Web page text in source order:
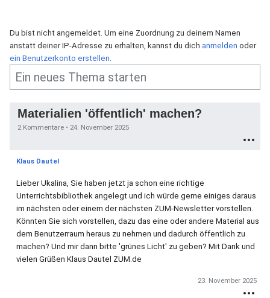
Du bist nicht angemeldet. Um eine Zuordnung zu deinem Namen
anstatt deiner IP-Adresse zu erhalten, kannst du dich anmelden oder
ein Benutzerkonto erstellen.
Materialien 'öffentlich' machen?
2 Kommentare • 24. November 2025
Klaus Dautel
Lieber Ukalina, Sie haben jetzt ja schon eine richtige
Unterrichtsbibliothek angelegt und ich würde gerne einiges daraus
im nächsten oder einem der nächsten ZUM-Newsletter vorstellen.
Könnten Sie sich vorstellen, dazu das eine oder andere Material aus
dem Benutzerraum heraus zu nehmen und dadurch öffentlich zu
machen? Und mir dann bitte 'grünes Licht' zu geben? Mit Dank und
vielen Grüßen Klaus Dautel ZUM.de
23. November 2025